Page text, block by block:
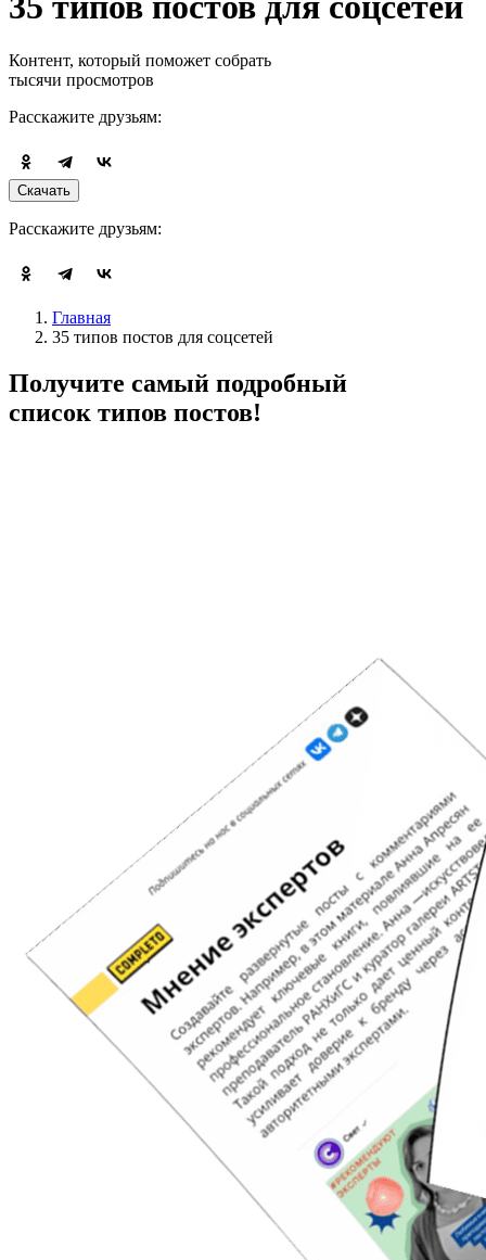
Контент, который поможет собрать
тысячи просмотров
Расскажите друзьям:
Скачать
Расскажите друзьям:
Главная
35 типов постов для соцсетей
Получите самый подробный
список типов постов!